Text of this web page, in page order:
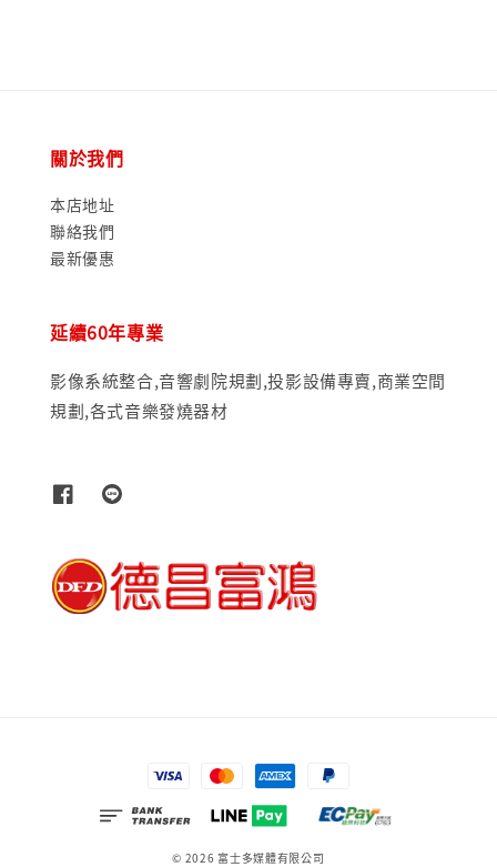
關於我們
本店地址
聯絡我們
最新優惠
延續60年專業
影像系統整合,音響劇院規劃,投影設備專賣,商業空間
規劃,各式音樂發燒器材
© 2026 富士多媒體有限公司